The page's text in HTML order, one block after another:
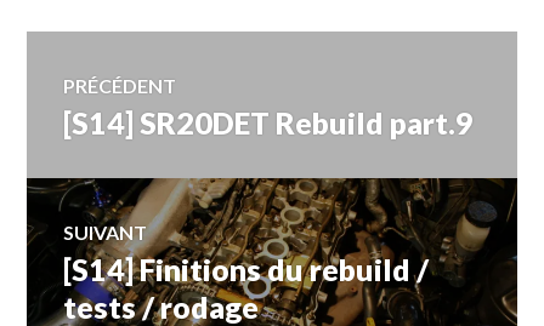
PRÉCÉDENT
[S14] SR20DET Rebuild part.9
SUIVANT
[S14] Finitions du rebuild /
tests / rodage